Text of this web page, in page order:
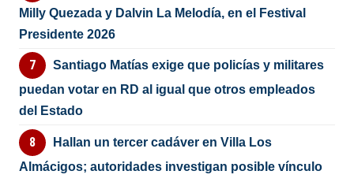
Milly Quezada y Dalvin La Melodía, en el Festival
Presidente 2026
Santiago Matías exige que policías y militares
puedan votar en RD al igual que otros empleados
del Estado
Hallan un tercer cadáver en Villa Los
Almácigos; autoridades investigan posible vínculo